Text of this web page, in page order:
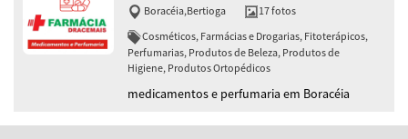
Boracéia,Bertioga
17 fotos
Cosméticos, Farmácias e Drogarias, Fitoterápicos,
Perfumarias, Produtos de Beleza, Produtos de
Higiene, Produtos Ortopédicos
medicamentos e perfumaria em Boracéia